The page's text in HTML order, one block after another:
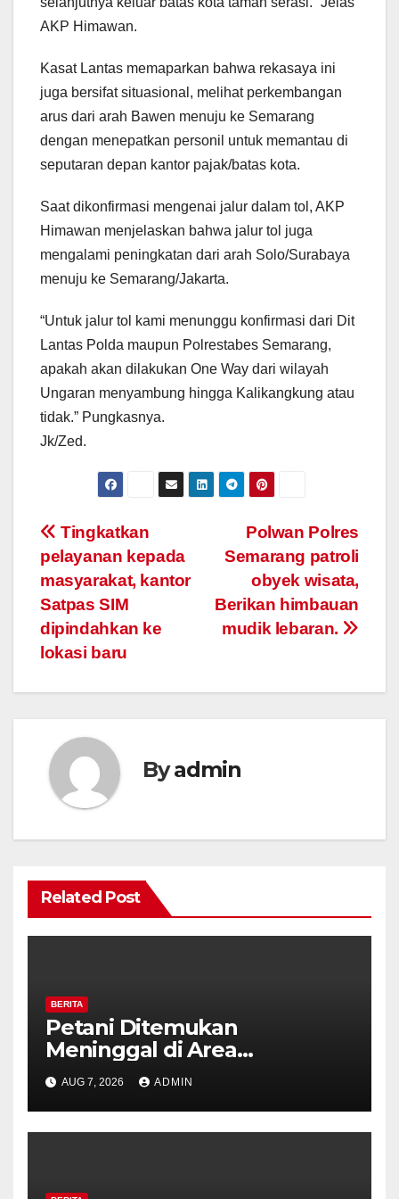
AKP Himawan.
Kasat Lantas memaparkan bahwa rekasaya ini
juga bersifat situasional, melihat perkembangan
arus dari arah Bawen menuju ke Semarang
dengan menepatkan personil untuk memantau di
seputaran depan kantor pajak/batas kota.
Saat dikonfirmasi mengenai jalur dalam tol, AKP
Himawan menjelaskan bahwa jalur tol juga
mengalami peningkatan dari arah Solo/Surabaya
menuju ke Semarang/Jakarta.
“Untuk jalur tol kami menunggu konfirmasi dari Dit
Lantas Polda maupun Polrestabes Semarang,
apakah akan dilakukan One Way dari wilayah
Ungaran menyambung hingga Kalikangkung atau
tidak.” Pungkasnya.
Jk/Zed.
Post
navigation
Polwan Polres
Semarang patroli
obyek wisata,
Berikan himbauan
mudik lebaran.
Tingkatkan
pelayanan kepada
masyarakat, kantor
Satpas SIM
dipindahkan ke
lokasi baru
Byadmin
Related Post
BERITA
Petani Ditemukan
Meninggal di Area
Persawahan Kalibeji, Polisi
Pastikan Tidak Ada Tanda
Kekerasan
AUG 7, 2026 ADMIN